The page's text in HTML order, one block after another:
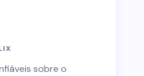
sobre o